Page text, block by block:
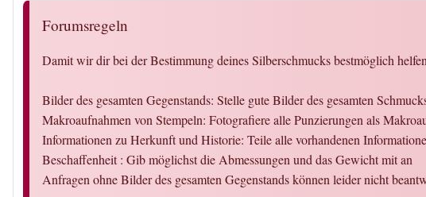
Forumsregeln
Damit wir dir bei der Bestimmung deines Silberschmucks bestmöglich
Bilder des gesamten Gegenstands: Stelle gute Bilder des gesamten
Makroaufnahmen von Stempeln: Fotografiere alle Punzierungen als
Informationen zu Herkunft und Historie: Teile alle vorhandenen
Beschaffenheit : Gib möglichst die Abmessungen und das Gewicht mit an
Anfragen ohne Bilder des gesamten Gegenstands können leider nicht